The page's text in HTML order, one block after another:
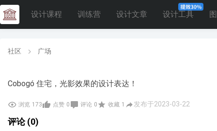
设计课程 训练营 设计文章 设计工具
社区 广场
Cobogó 住宅，光影效果的设计表达！
浏览 173 点赞 0 评论 0 收藏 1 发布于2023-03-22
评论 (0)